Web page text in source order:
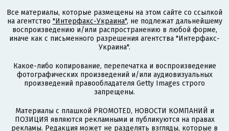
Все материалы, которые размещены на этом сайте со ссылкой
на агентство "Интерфакс-Украина", не подлежат дальнейшему
воспроизведению и/или распространению в любой форме,
иначе как с письменного разрешения агентства "Интерфакс-
Украина".
Какое-либо копирование, перепечатка и воспроизведение
фотографических произведений и/или аудиовизуальных
произведений правообладателя Getty Images строго
запрещены.
Материалы с плашкой PROMOTED, НОВОСТИ КОМПАНИЙ и
ПОЗИЦИЯ являются рекламными и публикуются на правах
рекламы. Редакция может не разделять взгляды, которые в